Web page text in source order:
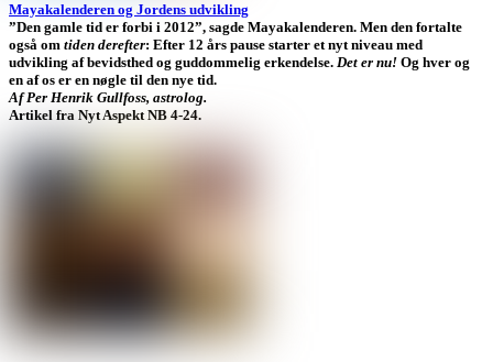
Mayakalenderen og Jordens udvikling
”Den gamle tid er forbi i 2012”, sagde Mayakalenderen. Men den fortalte
også om tiden derefter: Efter 12 års pause starter et nyt niveau med
udvikling af bevidsthed og guddommelig erkendelse. Det er nu! Og hver og
en af os er en nøgle til den nye tid.
Af Per Henrik Gullfoss, astrolog.
Artikel fra Nyt Aspekt NB 4-24.